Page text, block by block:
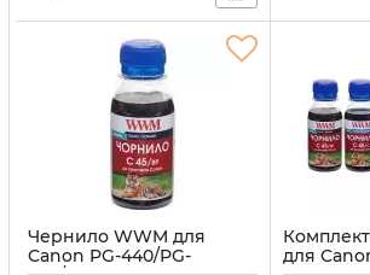
Чернило WWM для
Canon PG-440/PG-
для